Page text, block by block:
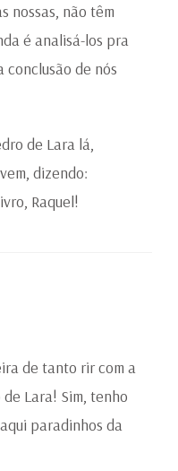
nossas, não têm
é analisá-los pra
conclusão de nós
de Lara lá,
dizendo:
Raquel!
de tanto rir com a
Lara! Sim, tenho
paradinhos da